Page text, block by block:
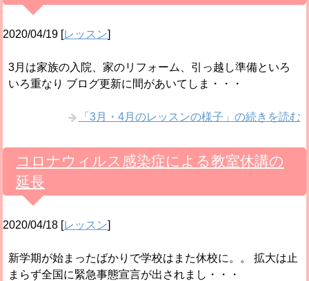
2020/04/19 [レッスン]
3月は家族の入院、家のリフォーム、引っ越し準備といろ
いろ重なり ブログ更新に間があいてしま・・・
「3月・4月のレッスンの様子」の続きを読む
コロナウィルス感染症による教室休講の
延長
2020/04/18 [レッスン]
新学期が始まったばかりで学校はまた休校に。。 拡大は止
まらず全国に緊急事態宣言が出されまし・・・